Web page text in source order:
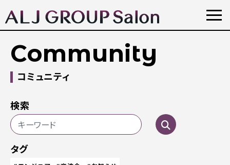
Community
コミュニティ
検索
タグ